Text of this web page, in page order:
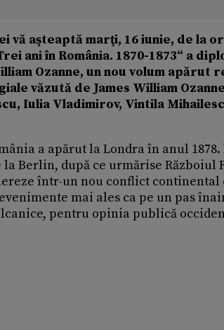
vă aşteaptă marţi, 16 iunie, de la
ani în România. 1870-1873“ a
Ozanne, un nou volum apărut
văzută de James William
Iulia Vladimirov, Vintila
a apărut la Londra în anul
Berlin, după ce urmărise Războiul
într-un nou conflict continental
mai ales ca pe un pas
pentru opinia publică